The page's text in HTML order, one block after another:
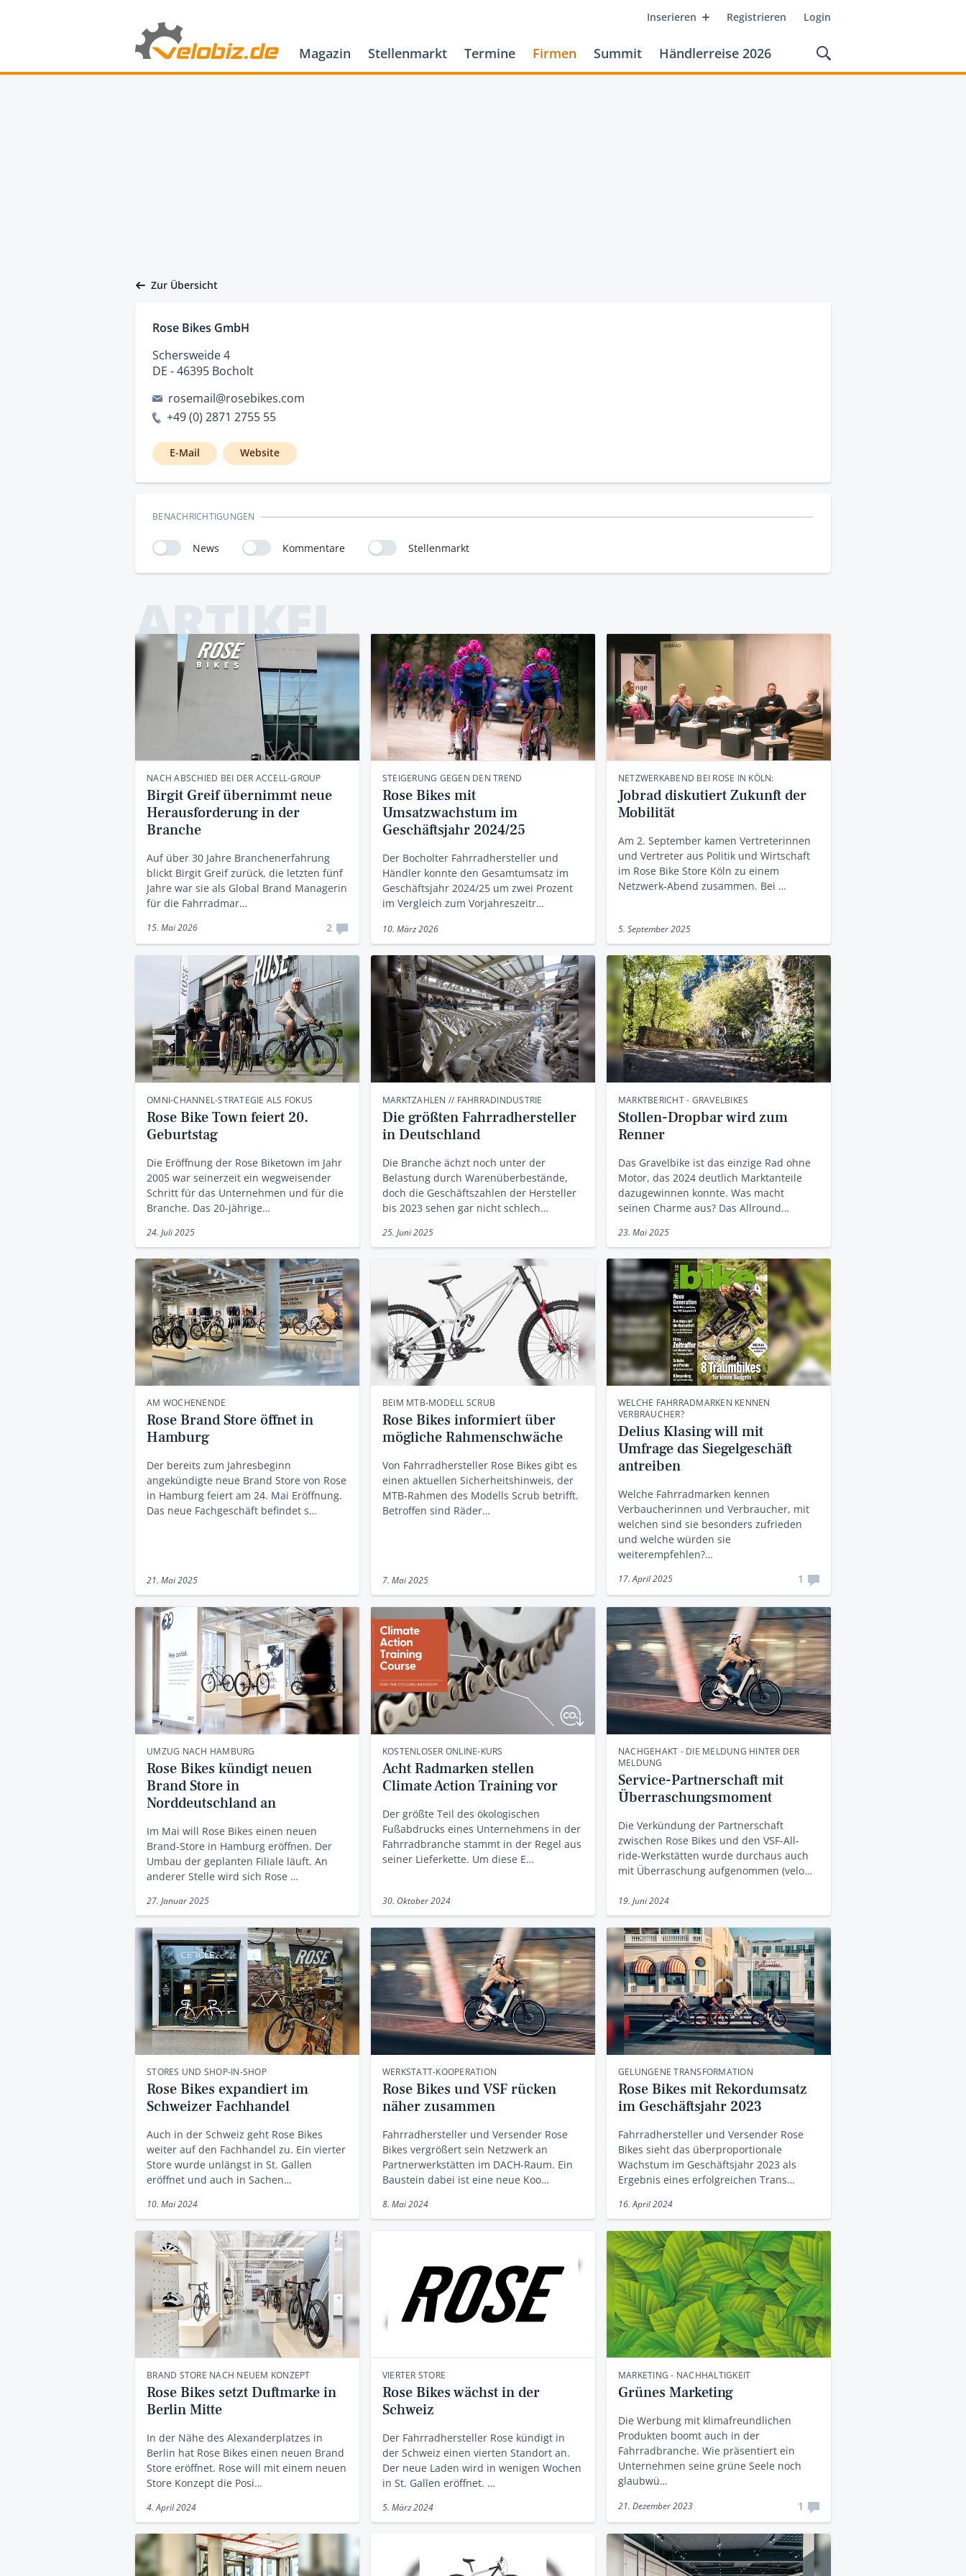
Inserieren Registrieren Login
Magazin Stellenmarkt Termine Firmen Summit Händlerreise 2026
Zur Übersicht
Rose Bikes GmbH
Schersweide 4
DE - 46395 Bocholt
rosemail@rosebikes.com
+49 (0) 2871 2755 55
E-Mail Website
BENACHRICHTIGUNGEN
News Kommentare Stellenmarkt
ARTIKEL
NACH ABSCHIED BEI DER ACCELL-GROUP
Birgit Greif übernimmt neue
Herausforderung in der
Branche
Auf über 30 Jahre Branchenerfahrung
blickt Birgit Greif zurück, die letzten fünf
Jahre war sie als Global Brand Managerin
für die Fahrradmar…
15. Mai 2026 2
STEIGERUNG GEGEN DEN TREND
Rose Bikes mit
Umsatzwachstum im
Geschäftsjahr 2024/25
Der Bocholter Fahrradhersteller und
Händler konnte den Gesamtumsatz im
Geschäftsjahr 2024/25 um zwei Prozent
im Vergleich zum Vorjahreszeitr…
10. März 2026
NETZWERKABEND BEI ROSE IN KÖLN:
Jobrad diskutiert Zukunft der
Mobilität
Am 2. September kamen Vertreterinnen
und Vertreter aus Politik und Wirtschaft
im Rose Bike Store Köln zu einem
Netzwerk-Abend zusammen. Bei …
5. September 2025
OMNI-CHANNEL-STRATEGIE ALS FOKUS
Rose Bike Town feiert 20.
Geburtstag
Die Eröffnung der Rose Biketown im Jahr
2005 war seinerzeit ein wegweisender
Schritt für das Unternehmen und für die
Branche. Das 20-jährige…
24. Juli 2025
MARKTZAHLEN // FAHRRADINDUSTRIE
Die größten Fahrradhersteller
in Deutschland
Die Branche ächzt noch unter der
Belastung durch Warenüberbestände,
doch die Geschäftszahlen der Hersteller
bis 2023 sehen gar nicht schlech…
25. Juni 2025
MARKTBERICHT - GRAVELBIKES
Stollen-Dropbar wird zum
Renner
Das Gravelbike ist das einzige Rad ohne
Motor, das 2024 deutlich Marktanteile
dazugewinnen konnte. Was macht
seinen Charme aus? Das Allround…
23. Mai 2025
AM WOCHENENDE
Rose Brand Store öffnet in
Hamburg
Der bereits zum Jahresbeginn
angekündigte neue Brand Store von Rose
in Hamburg feiert am 24. Mai Eröffnung.
Das neue Fachgeschäft befindet s…
21. Mai 2025
BEIM MTB-MODELL SCRUB
Rose Bikes informiert über
mögliche Rahmenschwäche
Von Fahrradhersteller Rose Bikes gibt es
einen aktuellen Sicherheitshinweis, der
MTB-Rahmen des Modells Scrub betrifft.
Betroffen sind Räder…
7. Mai 2025
WELCHE FAHRRADMARKEN KENNEN
VERBRAUCHER?
Delius Klasing will mit
Umfrage das Siegelgeschäft
antreiben
Welche Fahrradmarken kennen
Verbaucherinnen und Verbraucher, mit
welchen sind sie besonders zufrieden
und welche würden sie
weiterempfehlen?…
17. April 2025 1
UMZUG NACH HAMBURG
Rose Bikes kündigt neuen
Brand Store in
Norddeutschland an
Im Mai will Rose Bikes einen neuen
Brand-Store in Hamburg eröffnen. Der
Umbau der geplanten Filiale läuft. An
anderer Stelle wird sich Rose …
27. Januar 2025
KOSTENLOSER ONLINE-KURS
Acht Radmarken stellen
Climate Action Training vor
Der größte Teil des ökologischen
Fußabdrucks eines Unternehmens in der
Fahrradbranche stammt in der Regel aus
seiner Lieferkette. Um diese E…
30. Oktober 2024
NACHGEHAKT - DIE MELDUNG HINTER DER
MELDUNG
Service-Partnerschaft mit
Überraschungsmoment
Die Verkündung der Partnerschaft
zwischen Rose Bikes und den VSF-All-
ride-Werkstätten wurde durchaus auch
mit Überraschung aufgenommen (velo…
19. Juni 2024
STORES UND SHOP-IN-SHOP
Rose Bikes expandiert im
Schweizer Fachhandel
Auch in der Schweiz geht Rose Bikes
weiter auf den Fachhandel zu. Ein vierter
Store wurde unlängst in St. Gallen
eröffnet und auch in Sachen…
10. Mai 2024
WERKSTATT-KOOPERATION
Rose Bikes und VSF rücken
näher zusammen
Fahrradhersteller und Versender Rose
Bikes vergrößert sein Netzwerk an
Partnerwerkstätten im DACH-Raum. Ein
Baustein dabei ist eine neue Koo…
8. Mai 2024
GELUNGENE TRANSFORMATION
Rose Bikes mit Rekordumsatz
im Geschäftsjahr 2023
Fahrradhersteller und Versender Rose
Bikes sieht das überproportionale
Wachstum im Geschäftsjahr 2023 als
Ergebnis eines erfolgreichen Trans…
16. April 2024
BRAND STORE NACH NEUEM KONZEPT
Rose Bikes setzt Duftmarke in
Berlin Mitte
In der Nähe des Alexanderplatzes in
Berlin hat Rose Bikes einen neuen Brand
Store eröffnet. Rose will mit einem neuen
Store Konzept die Posi…
4. April 2024
VIERTER STORE
Rose Bikes wächst in der
Schweiz
Der Fahrradhersteller Rose kündigt in
der Schweiz einen vierten Standort an.
Der neue Laden wird in wenigen Wochen
in St. Gallen eröffnet. …
5. März 2024
MARKETING - NACHHALTIGKEIT
Grünes Marketing
Die Werbung mit klimafreundlichen
Produkten boomt auch in der
Fahrradbranche. Wie präsentiert ein
Unternehmen seine grüne Seele noch
glaubwü…
21. Dezember 2023 1